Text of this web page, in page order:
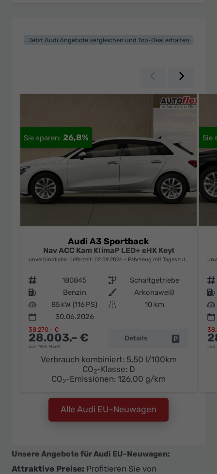
Jetzt Audi Angebote vergleichen und Top-Deal erhalten
Zurück
26,8%
Audi A3 Sportback
Nav ACC Kam KlimaP LED+ eHK Keyl
unverbindliche Lieferzeit: 02.09.2026 Fahrzeug mit Tageszulassung
Fahrzeugnr. 180845 Getriebe
Schaltgetriebe
Kraftstoff
Benzin Außenfarbe
Arkonaweiß
Leistung
85 kW (116 PS) Kilometerstand
10 km
30.06.2026
28.003,– €
incl. 19% MwSt.
38.270,– €
Details Fahrzeug
Verbrauch kombiniert: 5,50 l/100km
CO2-Klasse: D
CO2-Emissionen: 126,00 g/km
Fahrzeugnr.
Kraftstoff
Leistung
Alle Audi EU-Neuwagen
Unsere Angebote für Audi EU-Neuwagen:
Attraktive Preise: Profitieren Sie von